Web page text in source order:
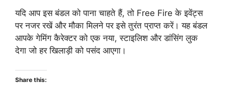
यदि आप इस बंडल को पाना चाहते हैं, तो Free Fire के इवेंट्स
पर नजर रखें और मौका मिलने पर इसे तुरंत प्राप्त करें। यह बंडल
आपके गेमिंग कैरेक्टर को एक नया, स्टाइलिश और डांसिंग लुक
देगा जो हर खिलाड़ी को पसंद आएगा।
Share this: